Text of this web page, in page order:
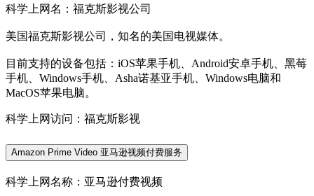
科学上网名：福克斯影视公司
美国福克斯影视公司，知名的美国电视媒体。
目前支持的设备包括：iOS苹果手机、Android安卓手机、黑莓
手机、Windows手机、Asha诺基亚手机、Windows电脑和
MacOS苹果电脑。
科学上网访问：福克斯影视
Amazon Prime Video 亚马逊视频付费服务
科学上网名称：亚马逊付费视频